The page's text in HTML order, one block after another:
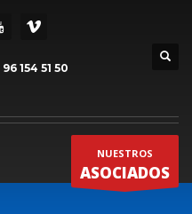
96 154 51 50
NUESTROS
ASOCIADOS